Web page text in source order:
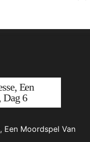
Een
Dag 6
Een Moordspel Van